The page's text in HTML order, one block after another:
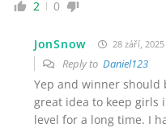
2 0
JonSnow 28 září,
Reply to Daniel123
Yep and winner should
great idea to keep girls
level for a long time. I